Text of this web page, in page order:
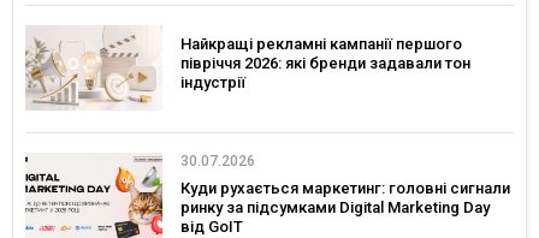
Найкращі рекламні кампанії першого
півріччя 2026: які бренди задавали тон
індустрії
30.07.2026
Куди рухається маркетинг: головні сигнали
ринку за підсумками Digital Marketing Day
від GoIT